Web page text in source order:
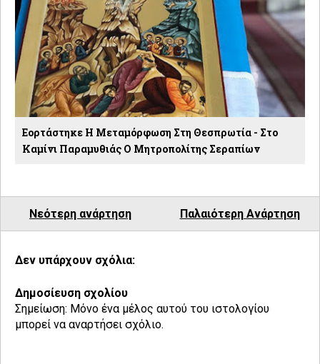
Εορτάστηκε Η Μεταμόρφωση Στη Θεσπρωτία - Στο
Καμίνι Παραμυθιάς Ο Μητροπολίτης Σεραπίων
Νεότερη ανάρτηση Παλαιότερη Ανάρτηση
Δεν υπάρχουν σχόλια:
Δημοσίευση σχολίου
Σημείωση: Μόνο ένα μέλος αυτού του ιστολογίου
μπορεί να αναρτήσει σχόλιο.